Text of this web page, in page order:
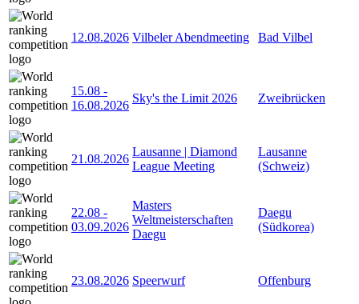
12.08.2026 Vilbeler Abendmeeting Bad Vilbel
15.08 -
16.08.2026
Sky's the Limit 2026 Zweibrücken
21.08.2026
Lausanne | Diamond
League Meeting
Lausanne
(Schweiz)
22.08 -
03.09.2026
Masters
Weltmeisterschaften
Daegu
Daegu
(Südkorea)
23.08.2026 Speerwurf Offenburg